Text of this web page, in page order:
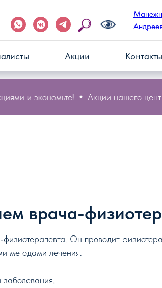
Акции Контакты
и экономьте! Акции нашего
врача-
Он проводит
методами лечения.